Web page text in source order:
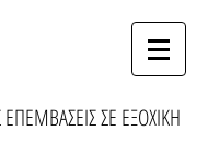
ΕΠΕΜΒΑΣΕΙΣ ΣΕ ΕΞΟΧΙΚΗ